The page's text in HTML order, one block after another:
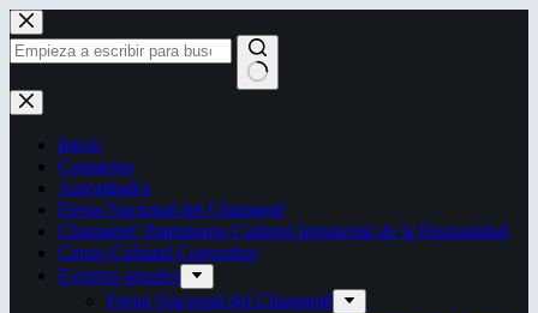
Saltar
al
contenido
Sin
resultados
Inicio
Contactos
Autoridades
Fiesta Nacional del Chamamé
Chamamé: Patrimonio Cultural Inmaterial de la Humanidad
Censo Cultural Correntino
Eventos anuales
Fiesta Nacional del Chamamé